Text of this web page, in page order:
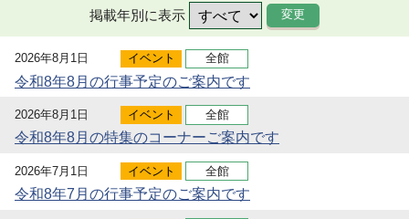
掲載年別に表示
2026年8月1日 イベント 全館
令和8年8月の行事予定のご案内です
2026年8月1日 イベント 全館
令和8年8月の特集のコーナーご案内です
2026年7月1日 イベント 全館
令和8年7月の行事予定のご案内です